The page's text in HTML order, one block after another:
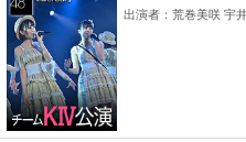
出演者：荒巻美咲 宇